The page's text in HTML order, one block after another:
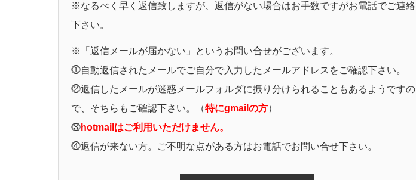
※なるべく早く返信致しますが、返信がない場合はお手数ですがお電話でご連絡
下さい。
※「返信メールが届かない」というお問い合せがございます。
⓵自動返信されたメールでご自分で入力したメールアドレスをご確認下さい。
⓶返信したメールが迷惑メールフォルダに振り分けられることもあるようですの
で、そちらもご確認下さい。（特にgmailの方）
⓷hotmailはご利用いただけません。
⓸返信が来ない方。ご不明な点がある方はお電話でお問い合せ下さい。